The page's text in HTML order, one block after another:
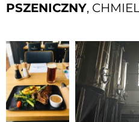
PSZENICZNY,